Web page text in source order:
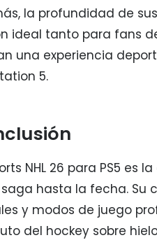
la profundidad de
ideal tanto para fans
una experiencia
5.
NHL 26 para PS5
hasta la fecha. Su
y modos de juego
del hockey sobre